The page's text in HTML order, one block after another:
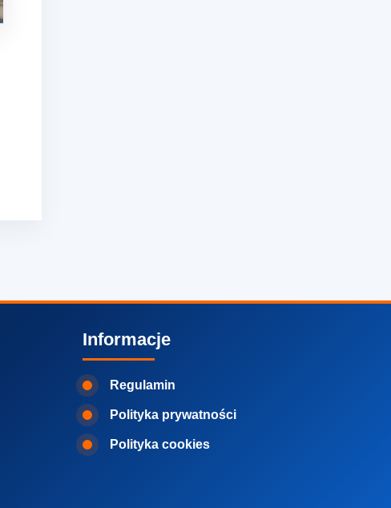
Informacje
Regulamin
Polityka prywatności
Polityka cookies